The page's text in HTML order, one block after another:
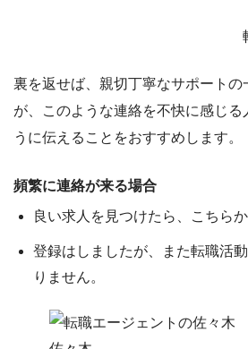
裏を返せば、親切丁寧なサポートの
が、このような連絡を不快に感じる
うに伝えることをおすすめします。
頻繁に連絡が来る場合
良い求人を見つけたら、こちら
登録はしましたが、また転職活
りません。